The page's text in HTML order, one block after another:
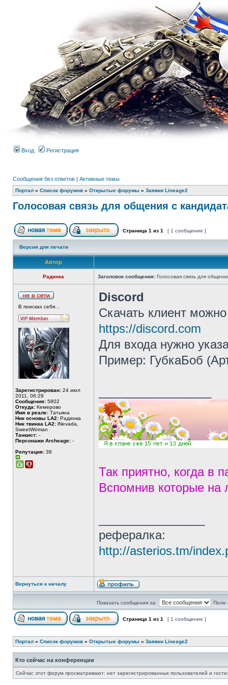
Вход Регистрация
Сообщения без ответов | Активные темы
Портал » Список форумов » Открытые форумы » Заявки Lineage2
Голосовая связь для общения с
Страница 1 из 1 [ 1 сообщение ]
Версия для печати
Автор
Радинка Заголовок сообщения: Голосовая связь для
В поисках себя...
Зарегистрирован: 24 июл
2011, 06:29
Сообщения: 5802
Откуда: Кемерово
Имя в реале: Татьяна
Ник основы LA2: Радинка
Ник твинка LA2: lNevada,
SweetWoman
Танкист: -
Персонажи Archeage: -
Репутация: 38
Discord
Скачать клиент можно
https://discord.com
Для входа нужно
Пример: ГубкаБоб
Так приятно, когда в
Вспомнив которые на
рефералка:
http://asterios.tm/
Вернуться к началу
Показать сообщения за: Поле
Страница 1 из 1 [ 1 сообщение ]
Портал » Список форумов » Открытые форумы » Заявки Lineage2
Кто сейчас на конференции
Сейчас этот форум просматривают: нет зарегистрированных пользователей и